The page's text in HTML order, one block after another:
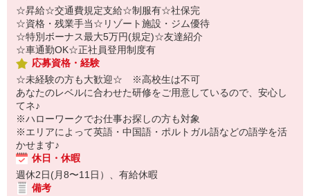
☆昇給☆交通費規定支給☆制服有☆社保完
☆資格・残業手当☆リゾート施設・ジム優待
☆特別ボーナス最大5万円(規定)☆友達紹介
☆車通勤OK☆正社員登用制度有
応募資格・経験
☆未経験の方も大歓迎☆ ※高校生は不可
あなたのレベルに合わせた研修をご用意しているので、安心し
てネ♪
※ハローワークでお仕事お探しの方も対象
※エリアによって英語・中国語・ポルトガル語などの語学を活
かせます♪
休日・休暇
週休2日(月8〜11日）、有給休暇
備考